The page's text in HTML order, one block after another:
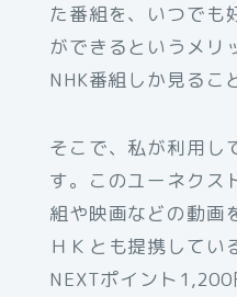
た番組を、いつでも
ができるというメリ
NHK番組しか見るこ
そこで、私が利用し
す。このユーネクス
組や映画などの動画
ＨＫとも提携してい
NEXTポイント